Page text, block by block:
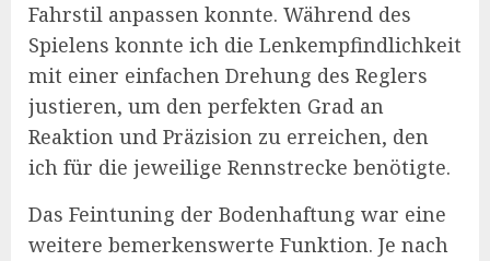
Fahrstil anpassen konnte. Während des
Spielens konnte ich die Lenkempfindlichkeit
mit einer einfachen Drehung des Reglers
justieren, um den perfekten Grad an
Reaktion und Präzision zu erreichen, den
ich für die jeweilige Rennstrecke benötigte.
Das Feintuning der Bodenhaftung war eine
weitere bemerkenswerte Funktion. Je nach